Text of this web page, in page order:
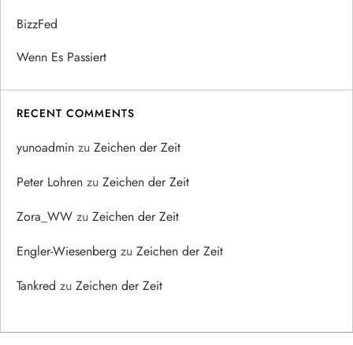
BizzFed
Wenn Es Passiert
RECENT COMMENTS
yunoadmin zu Zeichen der Zeit
Peter Lohren zu Zeichen der Zeit
Zora_WW zu Zeichen der Zeit
Engler-Wiesenberg zu Zeichen der Zeit
Tankred zu Zeichen der Zeit